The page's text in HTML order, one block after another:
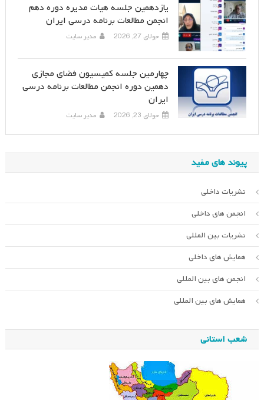
یازدهمین جلسه هیات مدیره دوره دهم
انجمن مطالعات برنامه درسی ایران
جولای 27, 2026 مدیر سایت
چهارمین جلسه کمیسیون فضای مجازی
دهمین دوره انجمن مطالعات برنامه درسی
ایران
جولای 23, 2026 مدیر سایت
پیوند های مفید
نشریات داخلی
انجمن های داخلی
نشریات بین المللی
همایش های داخلی
انجمن های بین المللی
همایش های بین المللی
شعب استانی